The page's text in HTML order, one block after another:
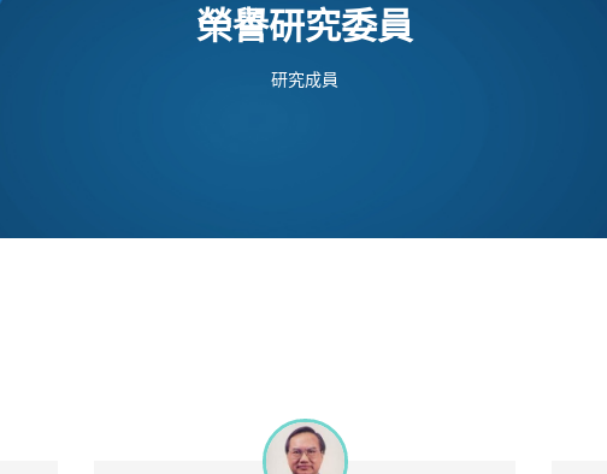
榮譽研究委員
研究成員